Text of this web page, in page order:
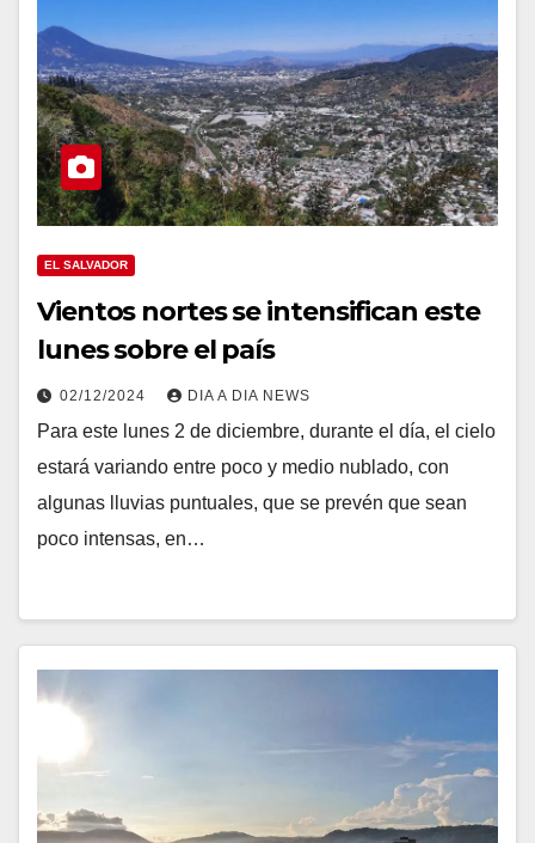
EL SALVADOR
Vientos nortes se intensifican este
lunes sobre el país
02/12/2024 DIA A DIA NEWS
Para este lunes 2 de diciembre, durante el día, el cielo
estará variando entre poco y medio nublado, con
algunas lluvias puntuales, que se prevén que sean
poco intensas, en…